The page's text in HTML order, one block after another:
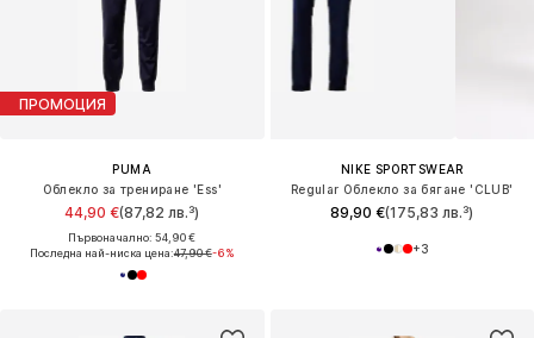
ПРОМОЦИЯ
PUMA
Облекло за трениране 'Ess'
44,90 €(87,82 лв.³)
Първоначално: 54,90 €
Последна най-ниска цена:47,90 €-6%
NIKE SPORTSWEAR
Regular Облекло за бягане 'CLUB'
89,90 €(175,83 лв.³)
+3